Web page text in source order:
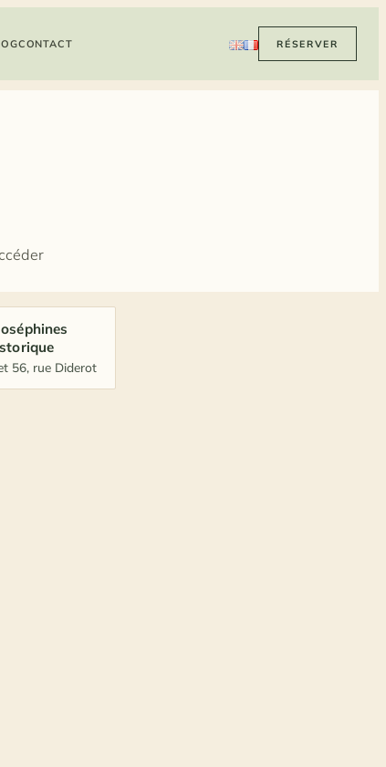
CONTACT RÉSERVER
56, rue Diderot